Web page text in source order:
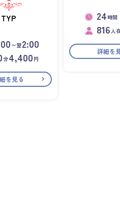
TYP
〜翌2:00
分4,400 円
を見る
24 時間
816人
詳細を